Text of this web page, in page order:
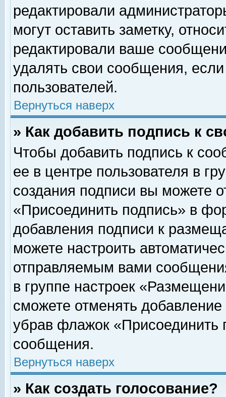
редактировали
могут оставить заметку,
редактировали ваше
удалять свои сообщения,
пользователей.
Вернуться наверх
» Как добавить подпись к
Чтобы добавить подпись к
ее в центре пользователя в
создания подписи вы можете
«Присоединить подпись» в
добавления подписи к
можете настроить
отправляемым вами
в группе настроек
сможете отменять
убрав флажок «Присоединить
сообщения.
Вернуться наверх
» Как создать голосование?